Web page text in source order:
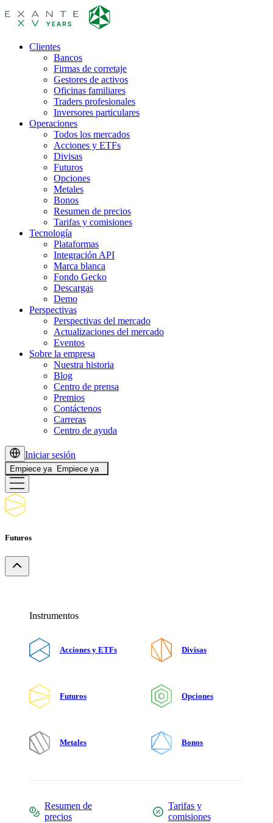
Clientes
Bancos
Firmas de corretaje
Gestores de activos
Oficinas familiares
Traders profesionales
Inversores particulares
Operaciones
Todos los mercados
Acciones y ETFs
Divisas
Futuros
Opciones
Metales
Bonos
Resumen de precios
Tarifas y comisiones
Tecnología
Plataformas
Integración API
Marca blanca
Fondo Gecko
Descargas
Demo
Perspectivas
Perspectivas del mercado
Actualizaciones del mercado
Eventos
Sobre la empresa
Nuestra historia
Blog
Centro de prensa
Premios
Contáctenos
Carreras
Centro de ayuda
Iniciar sesión
Empiece ya Empiece ya
Futuros
Instrumentos
Acciones y ETFs Divisas
Futuros Opciones
Metales Bonos
Resumen de
precios
Tarifas y
comisiones